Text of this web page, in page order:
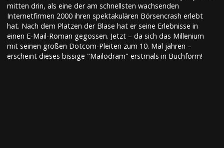
mitten drin, als eine der am schnellsten wachsenden
Internetfirmen 2000 ihren spektakulären Börsencrash erlebt
hat. Nach dem Platzen der Blase hat er seine Erlebnisse in
einen E-Mail-Roman gegossen. Jetzt – da sich das Millenium
mit seinen großen Dotcom-Pleiten zum 10. Mal jähren –
erscheint dieses bissige "Mailodram" erstmals in Buchform!